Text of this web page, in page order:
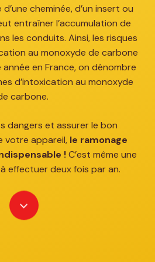
cheminée, d’un insert ou
entraîner l’accumulation de
les conduits. Ainsi, les risques
au monoxyde de carbone
en France, on dénombre
d’intoxication au monoxyde
carbone.
dangers et assurer le bon
votre appareil, le ramonage
!C’est même une
effectuer deux fois par an.​
Navigate